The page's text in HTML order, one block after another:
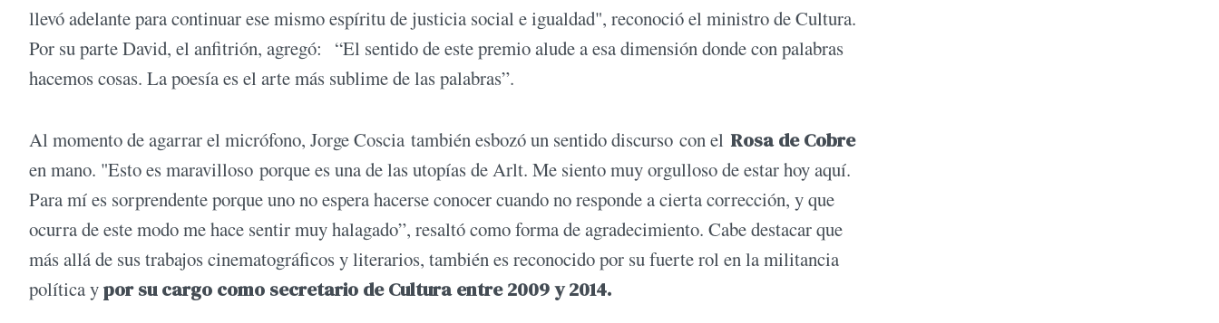
llevó adelante para continuar ese mismo espíritu de justicia social e igualdad", reconoció el ministro de Cultura.
Por su parte David, el anfitrión, agregó: “El sentido de este premio alude a esa dimensión donde con palabras
hacemos cosas. La poesía es el arte más sublime de las palabras”.
Al momento de agarrar el micrófono, Jorge Coscia también esbozó un sentido discurso con el Rosa de Cobre
en mano. "Esto es maravilloso porque es una de las utopías de Arlt. Me siento muy orgulloso de estar hoy aquí.
Para mí es sorprendente porque uno no espera hacerse conocer cuando no responde a cierta corrección, y que
ocurra de este modo me hace sentir muy halagado”, resaltó como forma de agradecimiento. Cabe destacar que
más allá de sus trabajos cinematográficos y literarios, también es reconocido por su fuerte rol en la militancia
política ypor su cargo como secretario de Cultura entre 2009 y 2014.